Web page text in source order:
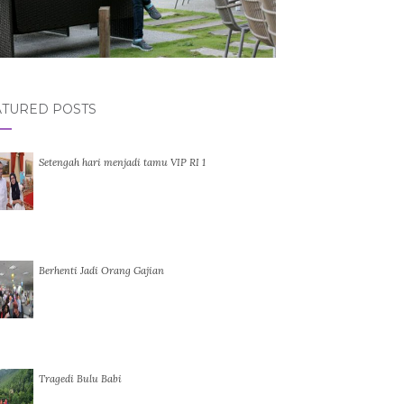
POSTS
Setengah hari menjadi tamu VIP RI 1
Berhenti Jadi Orang Gajian
Tragedi Bulu Babi